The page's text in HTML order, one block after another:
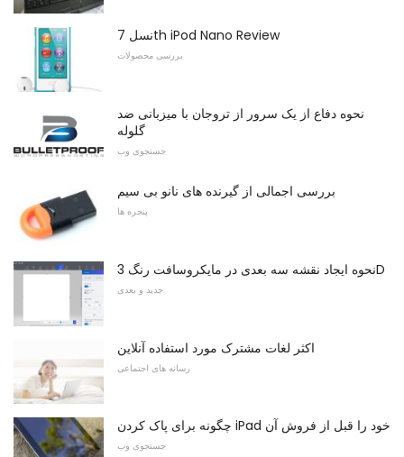
نسل 7th iPod Nano Review
بررسی محصولات
نحوه دفاع از یک سرور از تروجان با میزبانی ضد
گلوله
جستجوی وب
بررسی اجمالی از گیرنده های نانو بی سیم
پنجره ها
نحوه ایجاد نقشه سه بعدی در مایکروسافت رنگ 3D
جدید و بعدی
اکثر لغات مشترک مورد استفاده آنلاین
رسانه های اجتماعی
چگونه برای پاک کردن iPad خود را قبل از فروش آن
جستجوی وب